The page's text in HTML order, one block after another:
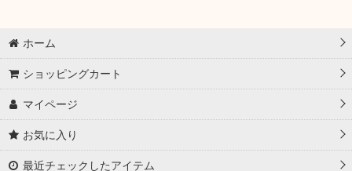
ホーム
ショッピングカート
マイページ
お気に入り
最近チェックしたアイテム